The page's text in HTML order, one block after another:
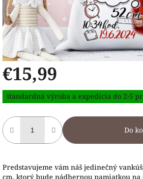
€15,99
Jednotková
cena:
štandardná výroba a expedícia do 2-5
Do
Predstavujeme vám náš jedinečný
cm, ktorý bude nádhernou pamiatkou